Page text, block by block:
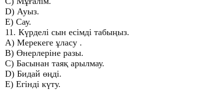
D) Ауыз.
E) Сау.
11. Күрделі сын есімді табыңыз.
A) Мерекеге ұласу .
B) Өнерлеріне разы.
C) Басынан таяқ арылмау.
D) Бидай өңді.
E) Егінді күту.